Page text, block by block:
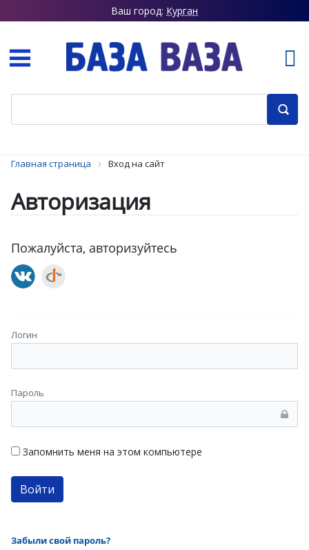
Ваш город: Курган
Главная страница Вход на сайт
Авторизация
Пожалуйста, авторизуйтесь
Логин
Пароль
Запомнить меня на этом компьютере
Забыли свой пароль?